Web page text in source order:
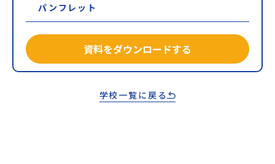
パンフレット
資料をダウンロードする
学校一覧に戻る